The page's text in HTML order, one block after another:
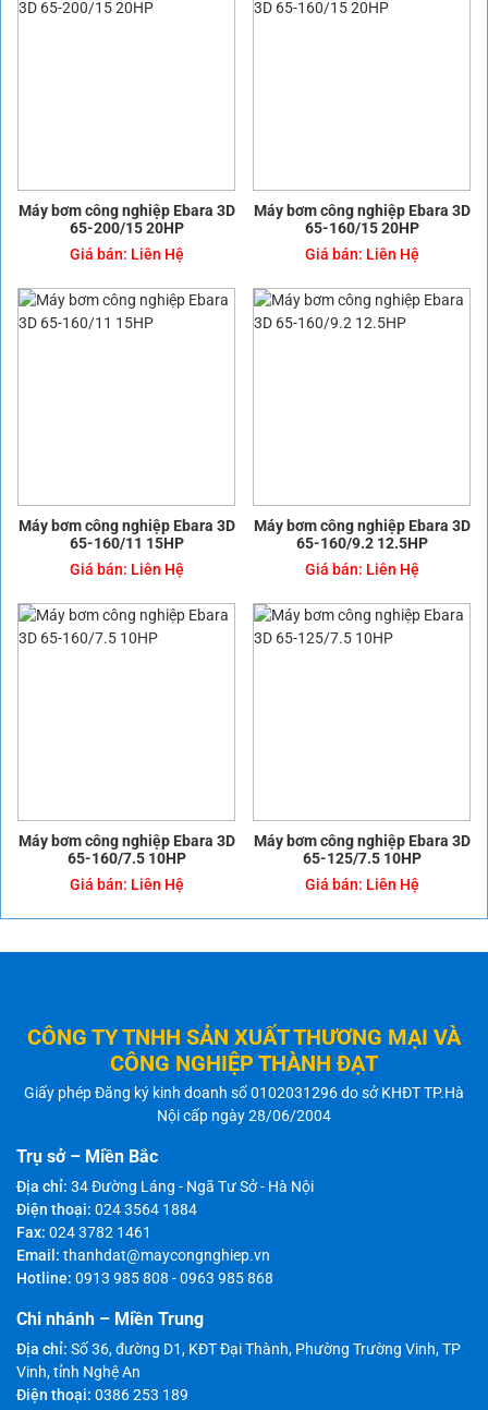
Máy bơm công nghiệp Ebara 3D
65-200/15 20HP
Giá bán: Liên Hệ
Máy bơm công nghiệp Ebara 3D
65-160/15 20HP
Giá bán: Liên Hệ
Máy bơm công nghiệp Ebara 3D
65-160/11 15HP
Giá bán: Liên Hệ
Máy bơm công nghiệp Ebara 3D
65-160/9.2 12.5HP
Giá bán: Liên Hệ
Máy bơm công nghiệp Ebara 3D
65-160/7.5 10HP
Giá bán: Liên Hệ
Máy bơm công nghiệp Ebara 3D
65-125/7.5 10HP
Giá bán: Liên Hệ
CÔNG TY TNHH SẢN XUẤT THƯƠNG MẠI VÀ
CÔNG NGHIỆP THÀNH ĐẠT
Giấy phép Đăng ký kinh doanh số 0102031296 do sở KHĐT TP.Hà
Nội cấp ngày 28/06/2004
Trụ sở – Miền Bắc
Địa chỉ: 34 Đường Láng - Ngã Tư Sở - Hà Nội
Điện thoại: 024 3564 1884
Fax: 024 3782 1461
Email: thanhdat@maycongnghiep.vn
Hotline: 0913 985 808 -0963 985 868
Chi nhánh – Miền Trung
Địa chỉ: Số 36, đường D1, KĐT Đại Thành, Phường Trường Vinh, TP
Vinh, tỉnh Nghệ An
Điện thoại: 0386 253 189